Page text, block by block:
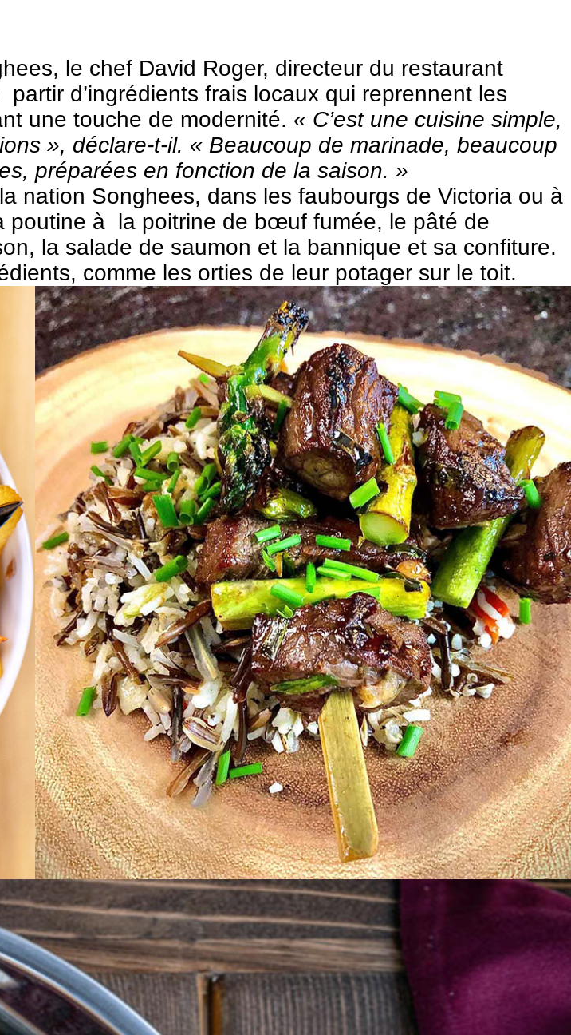
le chef David Roger, directeur du restaurant
d’ingrédients frais locaux qui reprennent les
une touche de modernité. « C’est une cuisine simple,
», déclare-t-il. « Beaucoup de marinade, beaucoup
préparées en fonction de la saison. »
nation Songhees, dans les faubourgs de Victoria ou à
poutine à la poitrine de bœuf fumée, le pâté de
la salade de saumon et la bannique et sa confiture.
comme les orties de leur potager sur le toit.